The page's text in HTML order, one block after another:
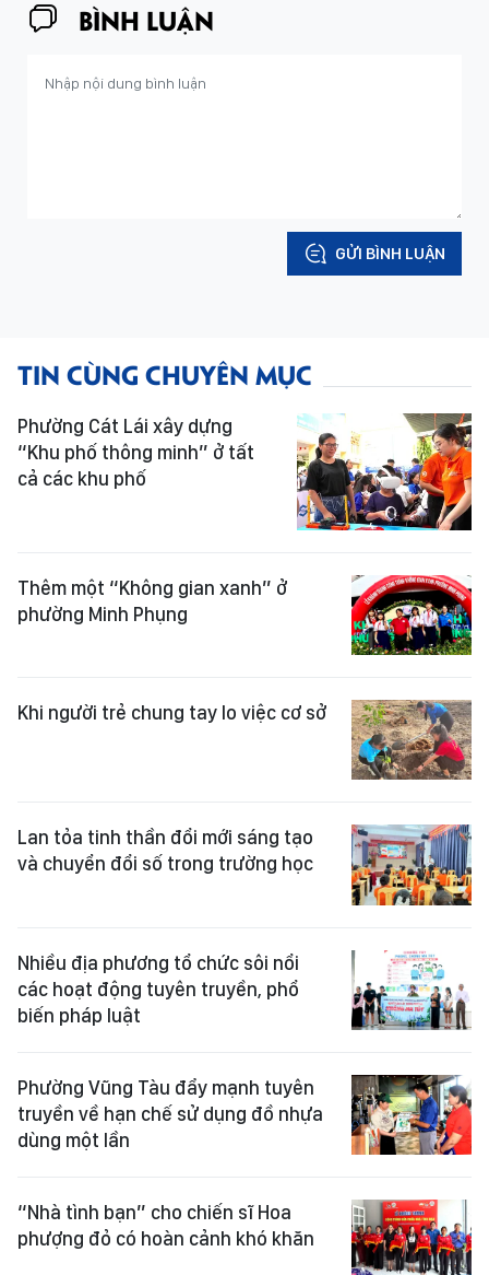
BÌNH LUẬN
GỬI BÌNH LUẬN
TIN CÙNG CHUYÊN MỤC
Phường Cát Lái xây dựng
“Khu phố thông minh” ở tất
cả các khu phố
Thêm một “Không gian xanh” ở
phường Minh Phụng
Khi người trẻ chung tay lo việc cơ sở
Lan tỏa tinh thần đổi mới sáng tạo
và chuyển đổi số trong trường học
Nhiều địa phương tổ chức sôi nổi
các hoạt động tuyên truyền, phổ
biến pháp luật
Phường Vũng Tàu đẩy mạnh tuyên
truyền về hạn chế sử dụng đồ nhựa
dùng một lần
“Nhà tình bạn” cho chiến sĩ Hoa
phượng đỏ có hoàn cảnh khó khăn